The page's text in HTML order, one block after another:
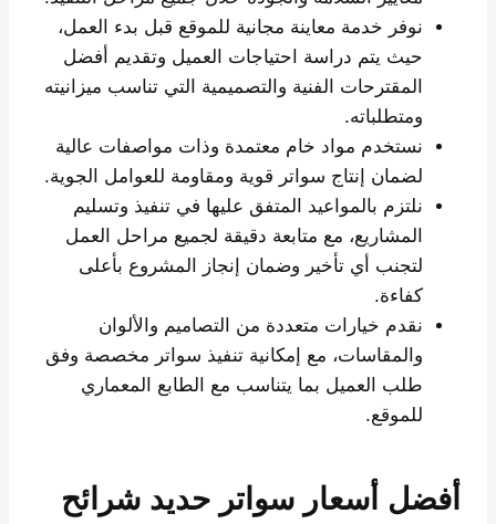
نوفر خدمة معاينة مجانية للموقع قبل بدء العمل،
حيث يتم دراسة احتياجات العميل وتقديم أفضل
المقترحات الفنية والتصميمية التي تناسب ميزانيته
ومتطلباته.
نستخدم مواد خام معتمدة وذات مواصفات عالية
لضمان إنتاج سواتر قوية ومقاومة للعوامل الجوية.
نلتزم بالمواعيد المتفق عليها في تنفيذ وتسليم
المشاريع، مع متابعة دقيقة لجميع مراحل العمل
لتجنب أي تأخير وضمان إنجاز المشروع بأعلى
كفاءة.
نقدم خيارات متعددة من التصاميم والألوان
والمقاسات، مع إمكانية تنفيذ سواتر مخصصة وفق
طلب العميل بما يتناسب مع الطابع المعماري
للموقع.
أفضل أسعار سواتر حديد شرائح